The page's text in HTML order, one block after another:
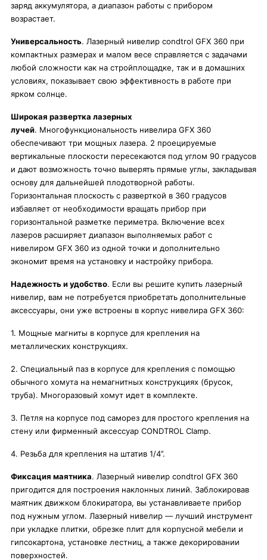
заряд аккумулятора, а диапазон работы с прибором
возрастает.
Универсальность. Лазерный нивелир condtrol GFX 360 при
компактных размерах и малом весе справляется с задачами
любой сложности как на стройплощадке, так и в домашних
условиях, показывает свою эффективность в работе при
ярком солнце.
Широкая развертка лазерных
лучей. Многофункциональность нивелира GFX 360
обеспечивают три мощных лазера. 2 проецируемые
вертикальные плоскости пересекаются под углом 90 градусов
и дают возможность точно выверять прямые углы, закладывая
основу для дальнейшей плодотворной работы.
Горизонтальная плоскость с разверткой в 360 градусов
избавляет от необходимости вращать прибор при
горизонтальной разметке периметра. Включение всех
лазеров расширяет диапазон выполняемых работ с
нивелиром GFX 360 из одной точки и дополнительно
экономит время на установку и настройку прибора.
Надежность и удобство. Если вы решите купить лазерный
нивелир, вам не потребуется приобретать дополнительные
аксессуары, они уже встроены в корпус нивелира GFX 360:
1. Мощные магниты в корпусе для крепления на
металлических конструкциях.
2. Специальный паз в корпусе для крепления с помощью
обычного хомута на немагнитных конструкциях (брусок,
труба). Многоразовый хомут идет в комплекте.
3. Петля на корпусе под саморез для простого крепления на
стену или фирменный аксессуар CONDTROL Clamp.
4. Резьба для крепления на штатив 1/4’’.
Фиксация маятника. Лазерный нивелир condtrol GFX 360
пригодится для построения наклонных линий. Заблокировав
маятник движком блокиратора, вы устанавливаете прибор
под нужным углом. Лазерный нивелир — лучший инструмент
при укладке плитки, обрезке плит для корпусной мебели и
гипсокартона, установке лестниц, а также декорировании
поверхностей.